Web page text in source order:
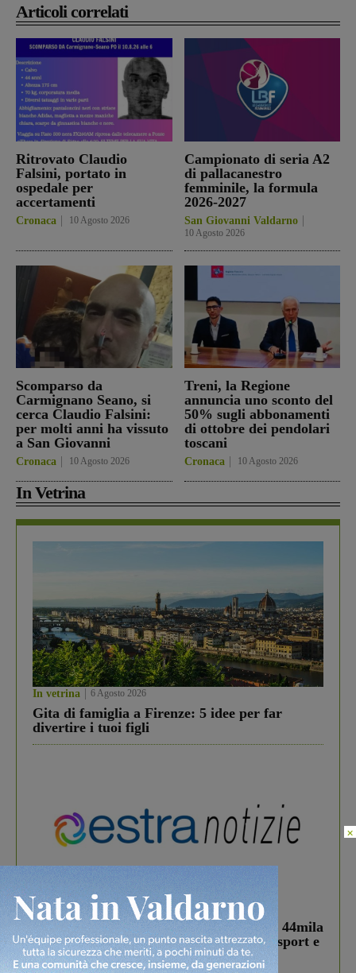
Articoli correlati
Ritrovato Claudio
Falsini, portato in
ospedale per
accertamenti
Cronaca 10 Agosto 2026
Campionato di seria A2
di pallacanestro
femminile, la formula
2026-2027
San Giovanni Valdarno
10 Agosto 2026
Scomparso da
Carmignano Seano, si
cerca Claudio Falsini:
per molti anni ha vissuto
a San Giovanni
Cronaca 10 Agosto 2026
Treni, la Regione
annuncia uno sconto del
50% sugli abbonamenti
di ottobre dei pendolari
toscani
Cronaca 10 Agosto 2026
In Vetrina
In vetrina 6 Agosto 2026
Gita di famiglia a Firenze: 5 idee per far
divertire i tuoi figli
In vetrina 3 Agosto 2026
Estra Notizie agosto: Smart Cities, oltre 44mila
studenti coinvolti, torna il bando per lo sport e
debutta il podcast Estrair
×